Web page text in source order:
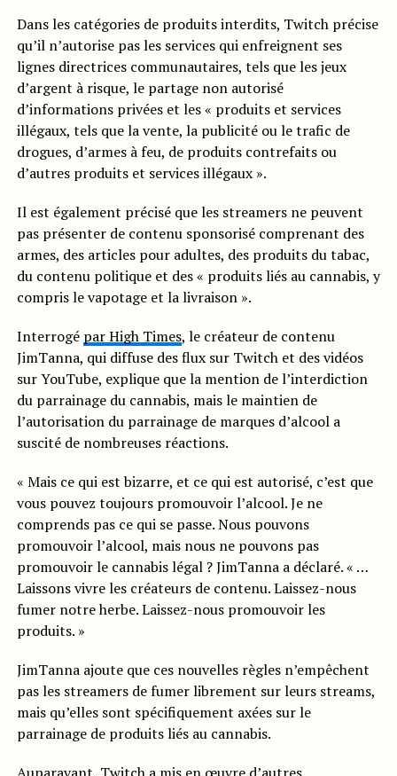
Dans les catégories de produits interdits, Twitch précise
qu’il n’autorise pas les services qui enfreignent ses
lignes directrices communautaires, tels que les jeux
d’argent à risque, le partage non autorisé
d’informations privées et les « produits et services
illégaux, tels que la vente, la publicité ou le trafic de
drogues, d’armes à feu, de produits contrefaits ou
d’autres produits et services illégaux ».
Il est également précisé que les streamers ne peuvent
pas présenter de contenu sponsorisé comprenant des
armes, des articles pour adultes, des produits du tabac,
du contenu politique et des « produits liés au cannabis, y
compris le vapotage et la livraison ».
Interrogé par High Times, le créateur de contenu
JimTanna, qui diffuse des flux sur Twitch et des vidéos
sur YouTube, explique que la mention de l’interdiction
du parrainage du cannabis, mais le maintien de
l’autorisation du parrainage de marques d’alcool a
suscité de nombreuses réactions.
« Mais ce qui est bizarre, et ce qui est autorisé, c’est que
vous pouvez toujours promouvoir l’alcool. Je ne
comprends pas ce qui se passe. Nous pouvons
promouvoir l’alcool, mais nous ne pouvons pas
promouvoir le cannabis légal ? JimTanna a déclaré. « …
Laissons vivre les créateurs de contenu. Laissez-nous
fumer notre herbe. Laissez-nous promouvoir les
produits. »
JimTanna ajoute que ces nouvelles règles n’empêchent
pas les streamers de fumer librement sur leurs streams,
mais qu’elles sont spécifiquement axées sur le
parrainage de produits liés au cannabis.